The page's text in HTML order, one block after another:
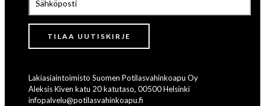
Lakiasiaintoimisto Suomen Potilasvahinkoapu Oy
Aleksis Kiven katu 20 katutaso, 00500 Helsinki
infopalvelu@potilasvahinkoapu.fi